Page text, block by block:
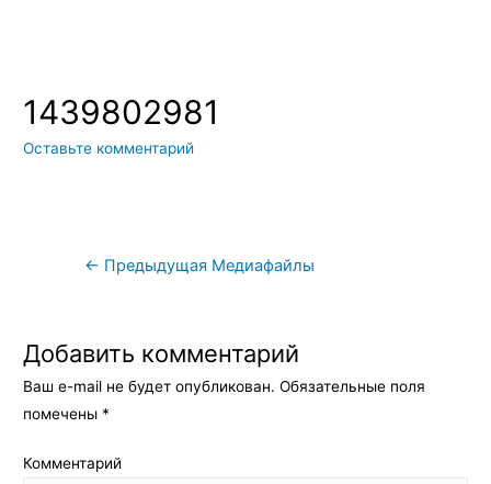
1439802981
Оставьте комментарий
Навигация
← Предыдущая Медиафайлы
Добавить комментарий
Ваш e-mail не будет опубликован. Обязательные поля
помечены *
Комментарий